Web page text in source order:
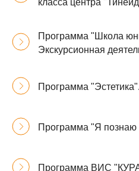
класса центра
Программа "Школа
Экскурсионная
Программа
Программа "Я познаю
Программа ВИС